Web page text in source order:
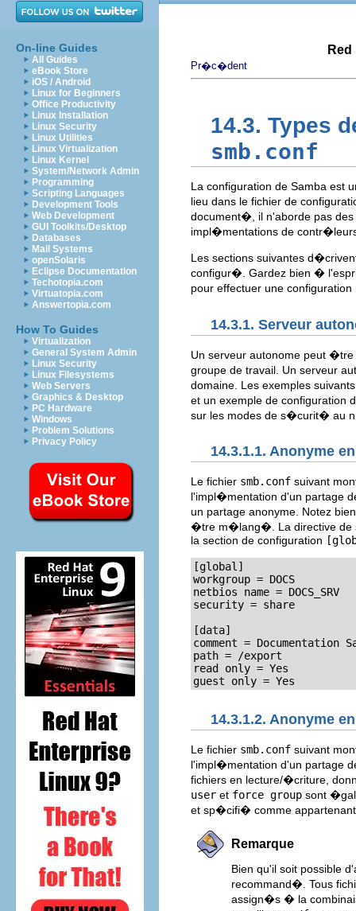
On-line Guides
All Guides
eBook Store
iOS / Android
Linux for Beginners
Office Productivity
Linux Installation
Linux Security
Linux Utilities
Linux Virtualization
Linux Kernel
System/Network Admin
Programming
Scripting Languages
Development Tools
Web Development
GUI Toolkits/Desktop
Databases
Mail Systems
openSolaris
Eclipse Documentation
Techotopia.com
Virtuatopia.com
Answertopia.com
How To Guides
Virtualization
General System Admin
Linux Security
Linux Filesystems
Web Servers
Graphics & Desktop
PC Hardware
Windows
Problem Solutions
Privacy Policy
Pr�c�dent
14.3. Types
smb.conf
La configuration de Samba est
lieu dans le fichier de
document�, il n'aborde pas des
impl�mentations de
Les sections suivantes
configur�. Gardez bien �
pour effectuer une
14.3.1. Serveur
Un serveur autonome peut
groupe de travail. Un serveur
domaine. Les exemples
et un exemple de configuration
sur les modes de s�curit� au
14.3.1.1. Anonyme
Le fichier smb.conf suivant
l'impl�mentation d'un partage
un partage anonyme. Notez
�tre m�lang�. La directive
la section de configuration
[global]
workgroup = DOCS
netbios name = DOCS_SRV
security = share
[data]
comment = Documentation
path = /export
read only = Yes
guest only = Yes
14.3.1.2. Anonyme
Le fichier smb.conf suivant
l'impl�mentation d'un partage
fichiers en lecture/�criture,
user et force group sont
et sp�cifi� comme
Remarque
Bien qu'il soit possible
recommand�. Tous
assign�s � la